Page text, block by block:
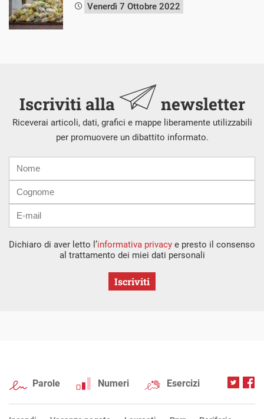
Venerdì 7 Ottobre 2022
Iscriviti alla newsletter
Riceverai articoli, dati, grafici e mappe liberamente utilizzabili
per promuovere un dibattito informato.
mail
Dichiaro di aver letto l’informativa privacy e presto il consenso
al trattamento dei miei dati personali
Iscriviti
Parole Numeri Esercizi